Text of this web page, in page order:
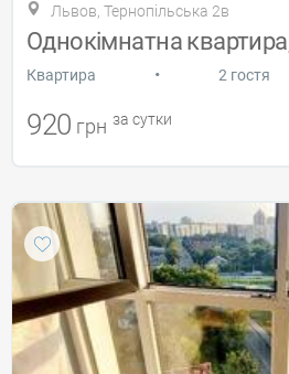
Львов, Тернопільська 2в
Однокімнатна
Квартира • 2 гостя
920 грн за сутки